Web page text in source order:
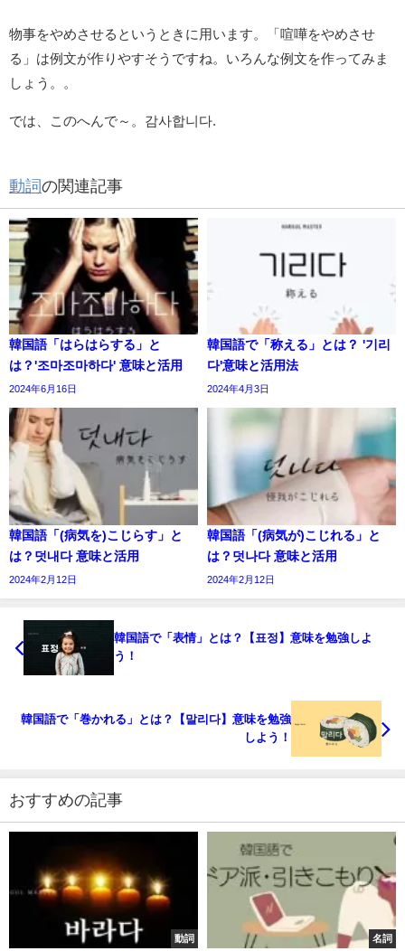
物事をやめさせるというときに用います。「喧嘩をやめさせ
る」は例文が作りやすそうですね。いろんな例文を作ってみま
しょう。。
では、このへんで～。감사합니다.
動詞の関連記事
韓国語「はらはらする」と
は？'조마조마하다' 意味と活用
2024年6月16日
韓国語で「称える」とは？ '기리
다'意味と活用法
2024年4月3日
韓国語「(病気を)こじらす」と
は？덧내다 意味と活用
2024年2月12日
韓国語「(病気が)こじれる」と
は？덧나다 意味と活用
2024年2月12日
韓国語で「表情」とは？【표정】意味を勉強しよ
う！
韓国語で「巻かれる」とは？【말리다】意味を勉強
しよう！
おすすめの記事
動詞 名詞